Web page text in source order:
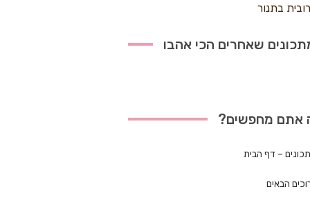
בתנור
שאחרים הכי אהבו
אתם מחפשים?
– דף הבית
הבאים